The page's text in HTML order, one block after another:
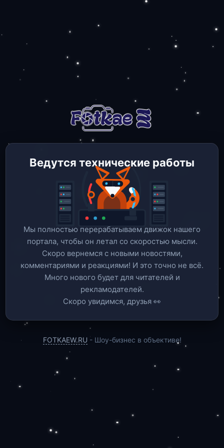
Ведутся технические работы
Мы полностью перерабатываем движок нашего
портала, чтобы он летал со скоростью мысли.
Скоро вернемся c новыми новостями,
комментариями и реакциями! И это точно не всё.
Много нового будет для читателей и
рекламодателей.
Скоро увидимся, друзья 👀
FOTKAEW.RU - Шоу-бизнес в объективе!